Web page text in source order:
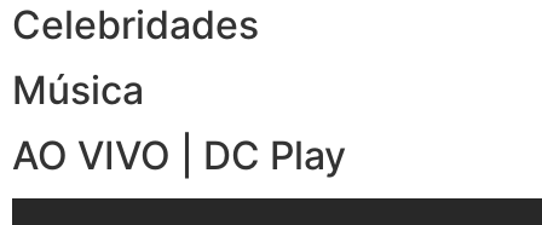
Celebridades
Música
AO VIVO | DC Play